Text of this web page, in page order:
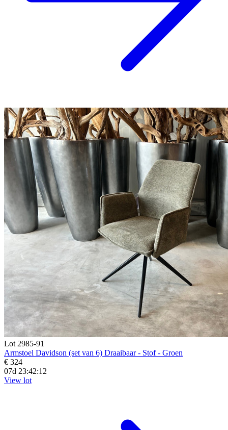
Lot 2985-91
Armstoel Davidson (set van 6) Draaibaar - Stof - Groen
€ 324
07d 23:42:11
View lot